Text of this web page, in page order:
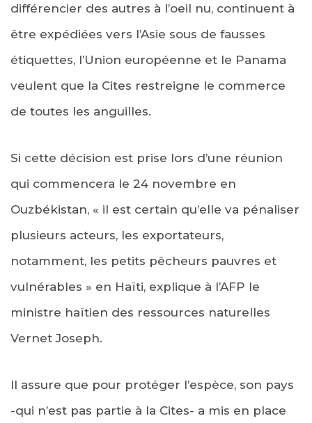
différencier des autres à l’oeil nu, continuent à
être expédiées vers l’Asie sous de fausses
étiquettes, l’Union européenne et le Panama
veulent que la Cites restreigne le commerce
de toutes les anguilles.
Si cette décision est prise lors d’une réunion
qui commencera le 24 novembre en
Ouzbékistan, « il est certain qu’elle va pénaliser
plusieurs acteurs, les exportateurs,
notamment, les petits pêcheurs pauvres et
vulnérables » en Haïti, explique à l’AFP le
ministre haïtien des ressources naturelles
Vernet Joseph.
Il assure que pour protéger l’espèce, son pays
-qui n’est pas partie à la Cites- a mis en place